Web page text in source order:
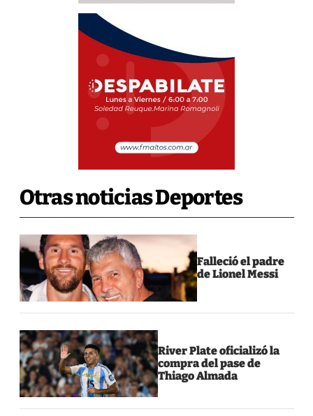
Otras noticias Deportes
Falleció el padre
de Lionel Messi
River Plate oficializó la
compra del pase de
Thiago Almada